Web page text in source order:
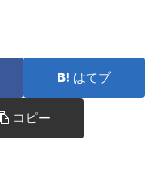
はてブ
コピー